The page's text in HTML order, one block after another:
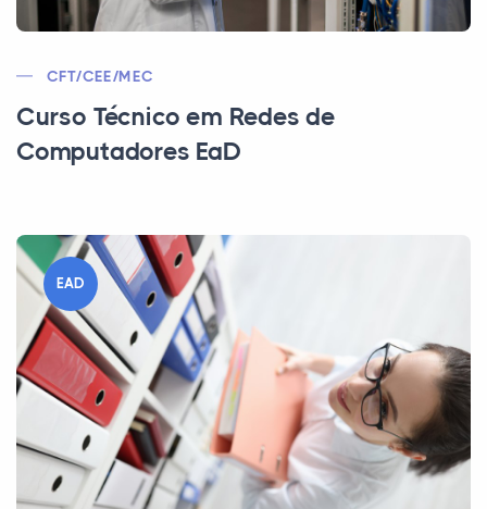
CFT/CEE/MEC
Curso Técnico em Redes de
Computadores EaD
EAD